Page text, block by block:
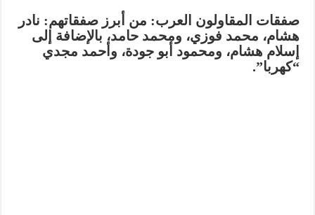
صفقات المقاولون العرب: من أبرز صفقاتهم: نادر
هشام، محمد فوزي، ومحمد حامد، بالإضافة إلى
إسلام هشام، ومحمود أبو جودة، وأحمد مجدي
“كهربا”.